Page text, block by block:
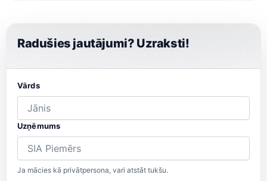
Radušies jautājumi? Uzraksti!
Vārds
Uzņēmums
Ja mācies kā privātpersona, vari atstāt tukšu.